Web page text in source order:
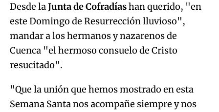
Desde laJunta de Cofradíashan querido, "en
este Domingo de Resurrección lluvioso",
mandar a los hermanos y nazarenos de
Cuenca "el hermoso consuelo de Cristo
resucitado".
"Que la unión que hemos mostrado en esta
Semana Santa nos acompañe siempre y nos